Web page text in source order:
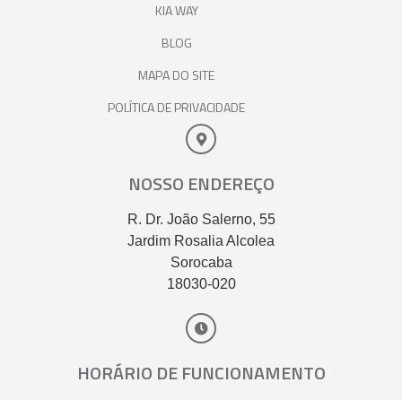
KIA WAY
BLOG
MAPA DO SITE
POLÍTICA DE PRIVACIDADE
NOSSO ENDEREÇO
R. Dr. João Salerno, 55
Jardim Rosalia Alcolea
Sorocaba
18030-020
HORÁRIO DE FUNCIONAMENTO